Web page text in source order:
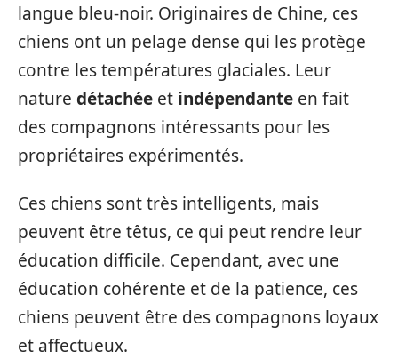
langue bleu-noir. Originaires de Chine, ces
chiens ont un pelage dense qui les protège
contre les températures glaciales. Leur
nature détachée et indépendante en fait
des compagnons intéressants pour les
propriétaires expérimentés.
Ces chiens sont très intelligents, mais
peuvent être têtus, ce qui peut rendre leur
éducation difficile. Cependant, avec une
éducation cohérente et de la patience, ces
chiens peuvent être des compagnons loyaux
et affectueux.